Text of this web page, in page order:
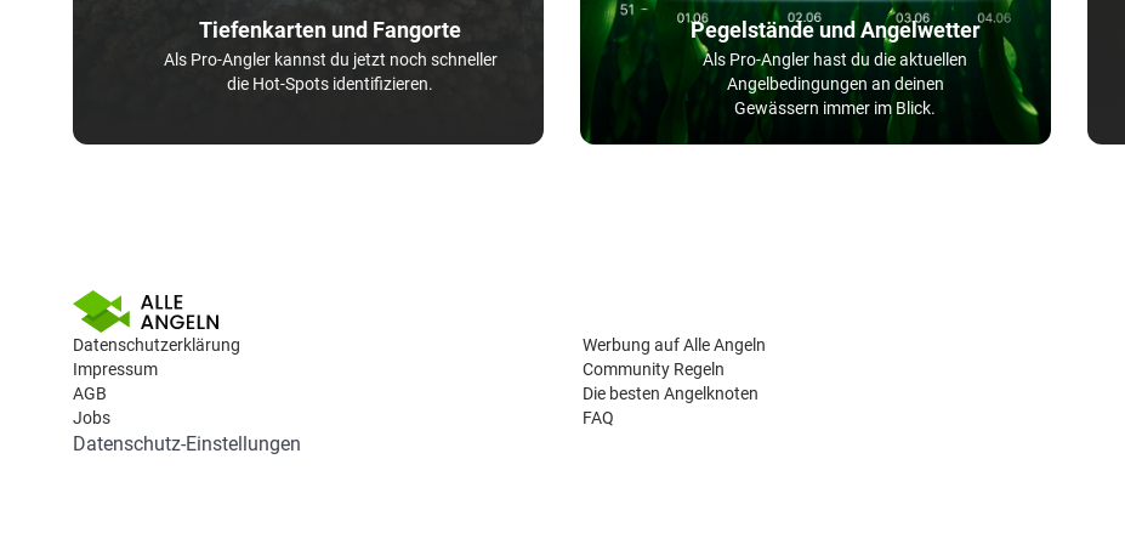
Tiefenkarten und Fangorte
Als Pro-Angler kannst du jetzt noch schneller
die Hot-Spots identifizieren.
Pegelstände und Angelwetter
Als Pro-Angler hast du die aktuellen
Angelbedingungen an deinen
Gewässern immer im Blick.
Datenschutzerklärung
Impressum
AGB
Jobs
Werbung auf Alle Angeln
Community Regeln
Die besten Angelknoten
FAQ
Datenschutz-Einstellungen